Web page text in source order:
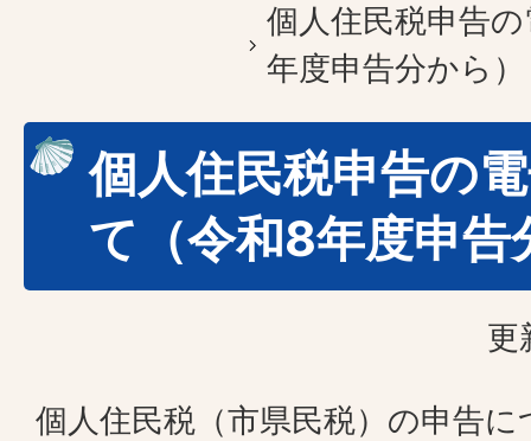
個人住民税申告
年度申告分から）
個人住民税申告の
て（令和8年度申告
更
個人住民税（市県民税）の申告